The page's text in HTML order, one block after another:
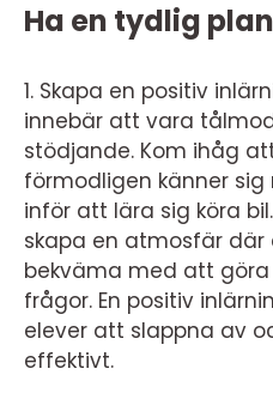
Ha en tydlig plan
1. Skapa en positiv
innebär att vara
stödjande. Kom ihåg
förmodligen känner
inför att lära sig köra
skapa en atmosfär där
bekväma med att
frågor. En positiv
elever att slappna av
effektivt.